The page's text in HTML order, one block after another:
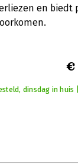
en biedt
€
dinsdag in huis